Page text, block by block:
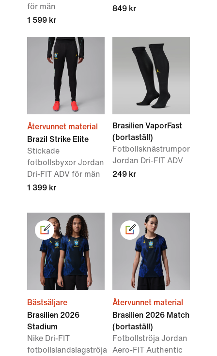
för män
1 599 kr
849 kr
Återvunnet material
Brazil Strike Elite
Stickade
fotbollsbyxor Jordan
Dri-FIT ADV för män
1 399 kr
Brasilien VaporFast
(bortaställ)
Fotbollsknästrumpor
Jordan Dri-FIT ADV
249 kr
Bästsäljare
Brasilien 2026
Stadium
Nike Dri-FIT
fotbollslandslagströja
Återvunnet material
Brasilien 2026 Match
(bortaställ)
Fotbollströja Jordan
Aero-FIT Authentic